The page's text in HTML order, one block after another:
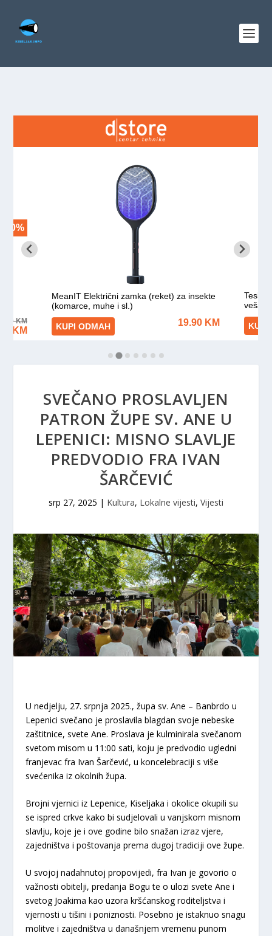
SVEČANO PROSLAVLJEN
PATRON ŽUPE SV. ANE U
LEPENICI: MISNO SLAVLJE
PREDVODIO FRA IVAN
ŠARČEVIĆ
srp 27, 2025 | Kultura, Lokalne vijesti, Vijesti
U nedjelju, 27. srpnja 2025., župa sv. Ane – Banbrdo u
Lepenici svečano je proslavila blagdan svoje nebeske
zaštitnice, svete Ane. Proslava je kulminirala svečanom
svetom misom u 11:00 sati, koju je predvodio ugledni
franjevac fra Ivan Šarčević, u koncelebraciji s više
svećenika iz okolnih župa.
Brojni vjernici iz Lepenice, Kiseljaka i okolice okupili su
se ispred crkve kako bi sudjelovali u vanjskom misnom
slavlju, koje je i ove godine bilo snažan izraz vjere,
zajedništva i poštovanja prema dugoj tradiciji ove župe.
U svojoj nadahnutoj propovijedi, fra Ivan je govorio o
važnosti obitelji, predanja Bogu te o ulozi svete Ane i
svetog Joakima kao uzora kršćanskog roditeljstva i
vjernosti u tišini i poniznosti. Posebno je istaknuo snagu
molitve i zajedništva u današnjem vremenu punom